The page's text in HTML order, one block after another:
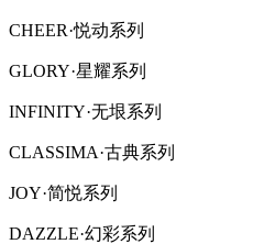
CHEER·悦动系列
GLORY·星耀系列
INFINITY·无垠系列
CLASSIMA·古典系列
JOY·简悦系列
DAZZLE·幻彩系列